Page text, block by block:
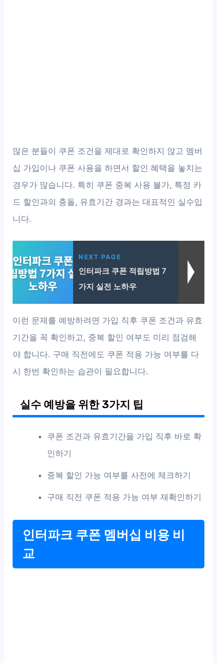
많은 분들이 쿠폰 조건을 제대로 확인하지 않고 멤버
십 가입이나 쿠폰 사용을 하면서 할인 혜택을 놓치는
경우가 많습니다. 특히 쿠폰 중복 사용 불가, 특정 카
드 할인과의 충돌, 유효기간 경과는 대표적인 실수입
니다.
NEXT PAGE
인터파크 쿠폰 적립방법 7
가지 실전 노하우
이런 문제를 예방하려면 가입 직후 쿠폰 조건과 유효
기간을 꼭 확인하고, 중복 할인 여부도 미리 점검해
야 합니다. 구매 직전에도 쿠폰 적용 가능 여부를 다
시 한번 확인하는 습관이 필요합니다.
실수 예방을 위한 3가지 팁
쿠폰 조건과 유효기간을 가입 직후 바로 확
인하기
중복 할인 가능 여부를 사전에 체크하기
구매 직전 쿠폰 적용 가능 여부 재확인하기
인터파크 쿠폰 멤버십 비용 비
교